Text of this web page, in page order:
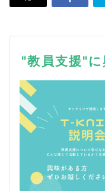
"教員支援"